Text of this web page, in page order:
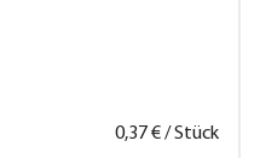
0,37€ / Stück